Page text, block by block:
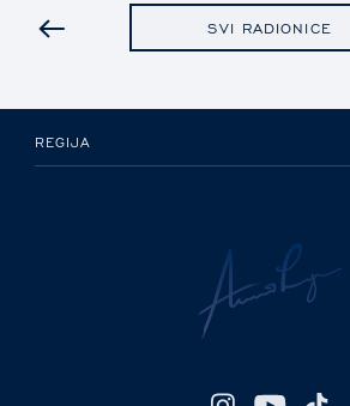
PRETHODNA
SVI RADIONICE
REGIJA